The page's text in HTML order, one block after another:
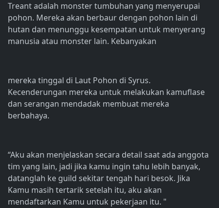
Treant adalah monster tumbuhan yang menyerupai
pohon. Mereka akan berbaur dengan pohon lain di
hutan dan menunggu kesempatan untuk menyerang
manusia atau monster lain. Kebanyakan
mereka tinggal di Laut Pohon di Syrus.
Kecenderungan mereka untuk melakukan kamuflase
dan serangan mendadak membuat mereka
berbahaya.
“Aku akan menjelaskan secara detail saat ada anggota
tim yang lain, jadi jika kamu ingin tahu lebih banyak,
datanglah ke guild sekitar tengah hari besok. Jika
Kamu masih tertarik setelah itu, aku akan
mendaftarkan Kamu untuk pekerjaan itu. "